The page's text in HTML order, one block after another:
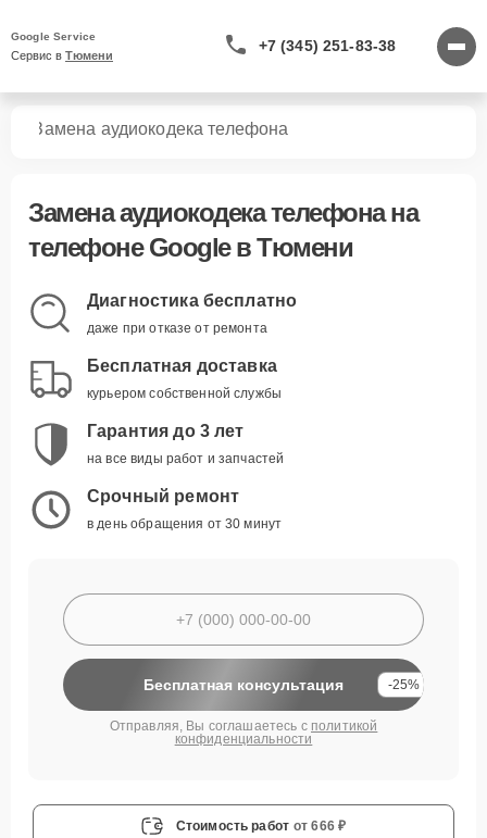
Google Service
Сервис в Тюмени
+7 (345) 251-83-38
Замена аудиокодека телефона
Замена аудиокодека телефонана
телефоне Google в Тюмени
Диагностика бесплатно
даже при отказе от ремонта
Бесплатная доставка
курьером собственной службы
Гарантия до 3 лет
на все виды работ и запчастей
Срочный ремонт
в день обращения от 30 минут
Бесплатная консультация -25%
Отправляя, Вы соглашаетесь с политикой
конфиденциальности
Стоимость работ от 666 ₽